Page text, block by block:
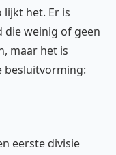
lijkt het. Er is
die weinig of geen
maar het is
besluitvorming:
eerste divisie